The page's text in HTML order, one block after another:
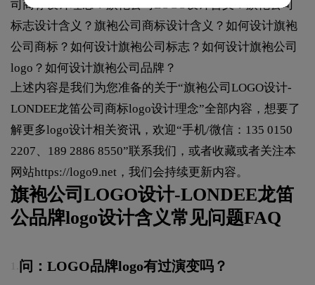
司商标设计理念？旗袍公司LOGO设计含义？旗袍公司
标志设计含义？旗袍公司商标设计含义？如何设计旗袍
公司商标？如何设计旗袍公司标志？如何设计旗袍公司
logo？如何设计旗袍公司品牌？
上述内容是我们为您准备的关于“旗袍公司LOGO设计-
LONDEE龙笛公司商标logo设计理念”全部内容，想要了
解更多logo设计相关资讯，欢迎“手机/微信：135 0150
2207、189 2886 8550”联系我们，或者收藏或者关注本
网站https://logo9.net ，我们会持续更新内容。
旗袍公司LOGO设计-LONDEE龙笛
公品牌logo设计含义常见问题FAQ
问：LOGO品牌logo有过演变吗？